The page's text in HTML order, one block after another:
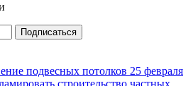
Подписаться
подвесных потолков 25 февраля
строительство частных